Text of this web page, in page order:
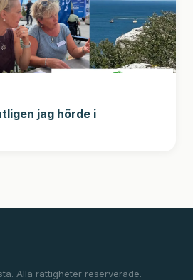
jag hörde i
Alla rättigheter reserverade.